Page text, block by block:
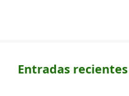
Entradas recientes